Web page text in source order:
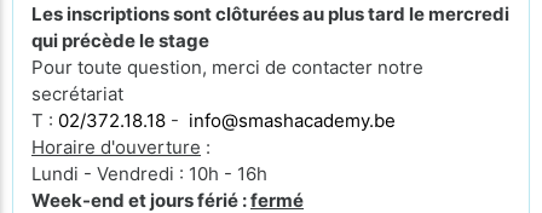
Les inscriptions sont clôturées au plus tard le mercredi
qui précède le stage
Pour toute question, merci de contacter notre
secrétariat
T : 02/372.18.18 - info@smashacademy.be
Horaire d'ouverture :
Lundi - Vendredi : 10h - 16h
Week-end et jours férié :fermé